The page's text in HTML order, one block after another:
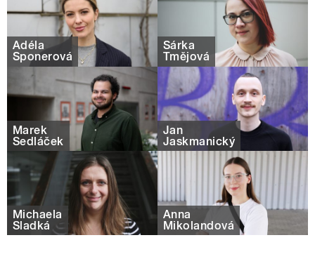
Adéla
Šponerová
Šárka
Tmějová
Marek
Sedláček
Jan
Jaskmanický
Michaela
Sladká
Anna
Mikolandová